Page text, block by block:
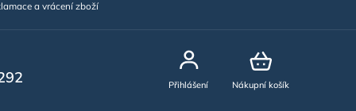
a vrácení zboží
Nákupní košík
Přihlášení